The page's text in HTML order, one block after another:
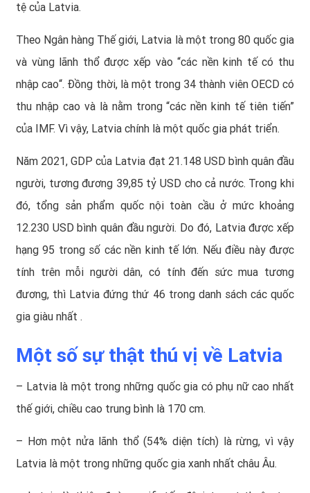
tệ của Latvia.
Theo Ngân hàng Thế giới, Latvia là một trong 80 quốc gia
và vùng lãnh thổ được xếp vào “các nền kinh tế có thu
nhập cao“. Đồng thời, là một trong 34 thành viên OECD có
thu nhập cao và là nằm trong “các nền kinh tế tiên tiến”
của IMF. Vì vậy, Latvia chính là một quốc gia phát triển.
Năm 2021, GDP của Latvia đạt 21.148 USD bình quân đầu
người, tương đương 39,85 tỷ USD cho cả nước. Trong khi
đó, tổng sản phẩm quốc nội toàn cầu ở mức khoảng
12.230 USD bình quân đầu người. Do đó, Latvia được xếp
hạng 95 trong số các nền kinh tế lớn. Nếu điều này được
tính trên mỗi người dân, có tính đến sức mua tương
đương, thì Latvia đứng thứ 46 trong danh sách các quốc
gia giàu nhất .
Một số sự thật thú vị về Latvia
– Latvia là một trong những quốc gia có phụ nữ cao nhất
thế giới, chiều cao trung bình là 170 cm.
– Hơn một nửa lãnh thổ (54% diện tích) là rừng, vì vậy
Latvia là một trong những quốc gia xanh nhất châu Âu.